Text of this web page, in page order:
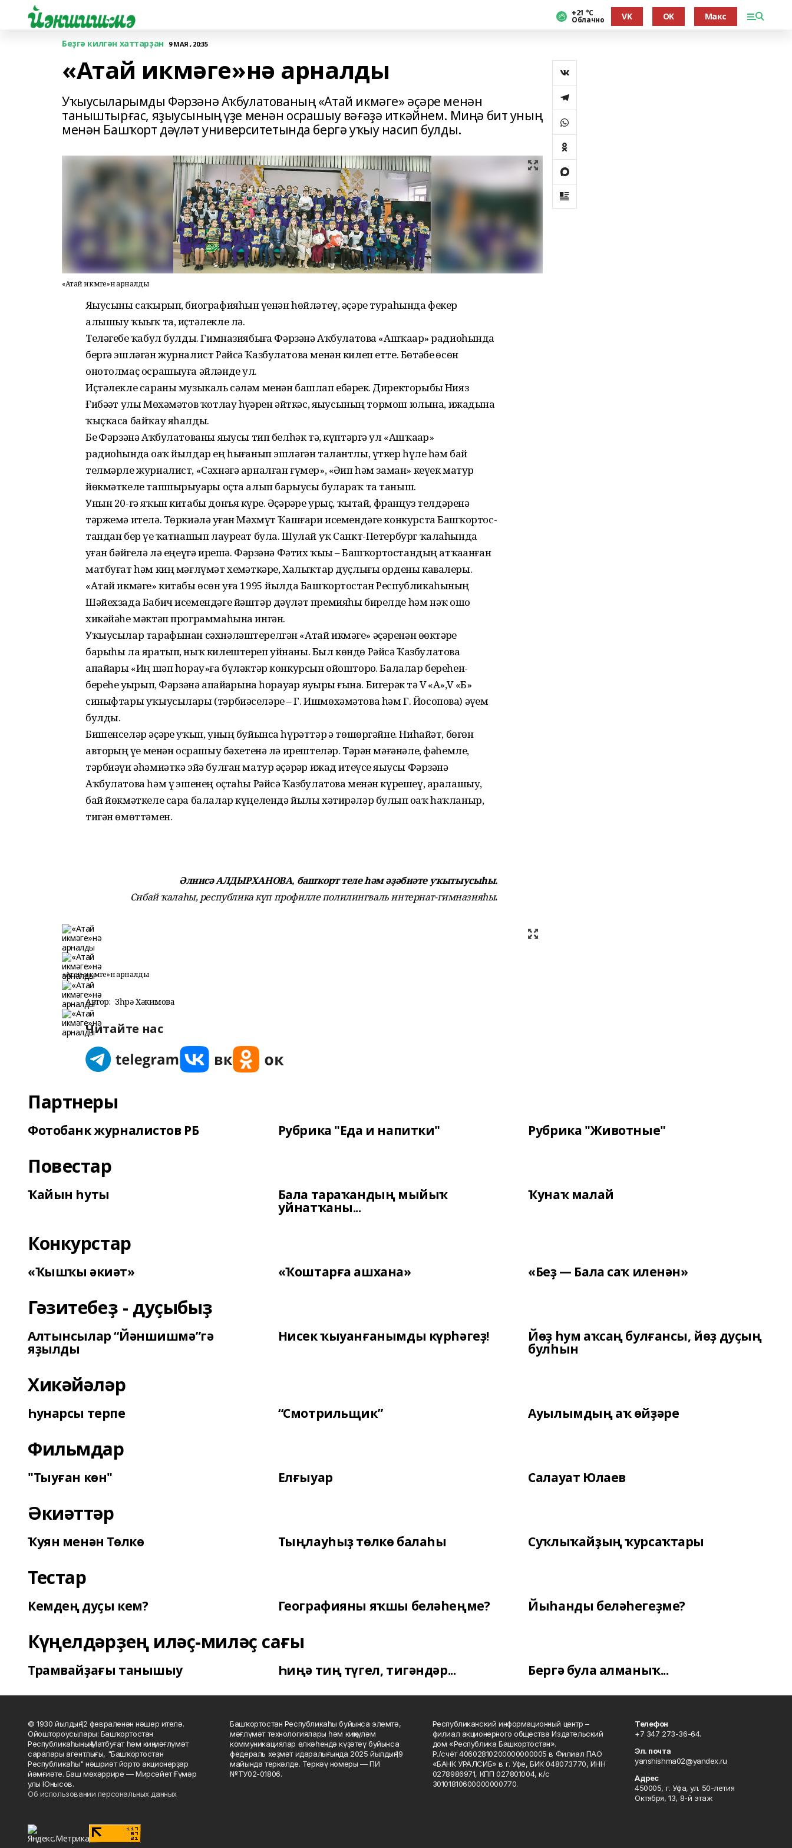
+21 °С
Облачно VK OK Макс
Беҙгә килгән хаттарҙан 9 МАЯ , 20:35
«Атай икмәге»нә арналды
Уҡыусыларымды Фәрзәнә Аҡбулатованың «Атай икмәге» әҫәре менән
таныштырғас, яҙыусының үҙе менән осрашыу вәғәҙә иткәйнем. Миңә бит уның
менән Башҡорт дәүләт университетында бергә уҡыу насип булды.
«Атай икмәге»нә арналды
Яҙыусыны саҡырып, биографияһын үҙенән һөйләтеү, әҫәре тураһында фекер
алышыу ҡыҙыҡ та, иҫтәлекле лә.
Теләгебеҙ ҡабул булды. Гимназиябыҙға Фәрзәнә Аҡбулатова «Ашҡаҙар» радиоһында
бергә эшләгән журналист Рәйсә Ҡазбулатова менән килеп етте. Бөтәбеҙ өсөн
онотолмаҫ осрашыуға әйләнде ул.
Иҫтәлекле сараны музыкаль сәләм менән башлап ебәрҙек. Директорыбыҙ Нияз
Ғибәҙәт улы Мөхәмәтов ҡотлау һүҙҙәрен әйткәс, яҙыу­сының тормош юлына, ижадына
ҡыҫҡаса байҡау яһалды.
Беҙ Фәрзәнә Аҡбулатованы яҙыу­сы тип белһәк тә, күптәргә ул «Ашҡаҙар»
радиоһында оҙаҡ йылдар ең һыҙғанып эшләгән талантлы, үткер һүҙле һәм бай
телмәрле журналист, «Сәхнәгә арналған ғүмер», «Әҙип һәм заман» кеүек матур
йөкмәткеле тапшырыуҙарҙы оҫта алып барыусы булараҡ та таныш.
Унын 20-гә яҡын китабы донъя күрҙе. Әҫәрҙәре урыҫ, ҡытай, француз телдәренә
тәржемә ителә. Төркиәлә уҙған Мәхмүт Ҡашғари исемендәге конкурста Башҡортос­
тандан бер үҙе ҡатнашып лауреат була. Шулай уҡ Санкт-Петербург ҡалаһында
уҙған бәйгелә лә еңеүгә ирешә. Фәрзәнә Фәтих ҡыҙы – Баш­ҡортостандың атҡаҙанған
матбуғат һәм киң мәғлүмәт хеҙмәткәре, Халыҡтар дуҫлығы ордены кавалеры.
«Атай икмәге» китабы өсөн уға 1995 йылда Башҡортостан Республикаһының
Шәйехзада Бабич исемендәге йәштәр дәүләт премияһы бирелде һәм нәҡ ошо
хикәйәһе мәктәп программаһына ингән.
Уҡыусылар тарафынан сәхнәләштерелгән «Атай икмәге» әҫәренән өҙөктәрҙе
барыһы ла яратып, ныҡ килештереп уйнаны. Был көндө Рәйсә Ҡазбулатова
апайҙары «Иң шәп һорау»ға бүләктәр конкурсын ойошторҙо. Балалар береһен-
береһе уҙҙырып, Фәрзәнә апайҙарына һорауҙар яуҙырҙы ғына. Бигерәк тә V «А»,V «Б»
синыфтары уҡыусылары (тәрбиәселәре – Г. Ишмөхәмәтова һәм Г. Йосопова) әүҙем
булды.
Бишенселәр әҫәрҙе уҡып, уның буйынса һүрәттәр ҙә төшөргәйне. Ниһайәт, бөгөн
авторҙың үҙе менән осрашыу бәхетенә лә ирештеләр. Тәрән мәғәнәле, фәһемле,
тәрбиәүи әһәмиәткә эйә булған матур әҫәрҙәр ижад итеүсе яҙыусы Фәрзәнә
Аҡбулатова һәм үҙ эшенең оҫтаһы Рәйсә Ҡазбулатова менән күрешеү, аралашыу,
бай йөкмәткеле сара балалар күңелендә йылы хәтирәләр булып оҙаҡ һаҡланыр,
тигән өмөттәмен.
Әлнисә АЛДЫРХАНОВА, башҡорт теле һәм әҙәбиәте уҡытыусыһы.
Сибай ҡалаһы, республика күп профилле полилингваль интернат-гимназияһы.
«Атай икмәге»нә арналды
Автор: Зөһрә Хәкимова
Читайте нас
Партнеры
Фотобанк журналистов РБ Рубрика "Еда и напитки" Рубрика "Животные"
Повестар
Ҡайын һуты Бала тараҡандың мыйыҡ
уйнатҡаны...
Ҡунаҡ малай
Конкурстар
«Ҡышҡы әкиәт» «Ҡоштарға ашхана» «Беҙ — Бала саҡ иленән»
Гәзитебеҙ - дуҫыбыҙ
Алтынсылар “Йәншишмә”гә
яҙылды
Нисек ҡыуанғанымды күрһәгеҙ! Йөҙ һум аҡсаң булғансы, йөҙ дуҫың
булһын
Хикәйәләр
Һунарсы терпе “Смотрильщик” Ауылымдың аҡ өйҙәре
Фильмдар
"Тыуған көн" Елғыуар Салауат Юлаев
Әкиәттәр
Ҡуян менән Төлкө Тыңлауһыҙ төлкө балаһы Суҡлыҡайҙың ҡурсаҡтары
Тестар
Кемдең дуҫы кем? Географияны яҡшы беләһеңме? Йыһанды беләһегеҙме?
Күңелдәрҙең иләҫ-миләҫ сағы
Трамвайҙағы танышыу Һиңә тиң түгел, тигәндәр... Бергә була алманыҡ...
© 1930 йылдың 12 февраленән нәшер ителә.
Ойоштороусылары: Башҡортостан
Республикаһының Матбуғат һәм киң мәғлүмәт
саралары агентлығы, "Башҡортостан
Республикаһы" нәшриәт йорто акционерҙар
йәмғиәте. Баш мөхәррире — Мирсәйет Ғүмәр
улы Юнысов.
Об использовании персональных данных
Башҡортостан Республикаһы буйынса элемтә,
мәғлүмәт технологиялары һәм киңкүләм
коммуникациялар өлкәһендә күҙәтеү буйынса
федераль хеҙмәт идаралығында 2025 йылдың 19
майында теркәлде. Теркәү номеры — ПИ
№ТУ02-01806.
Республиканский информационный центр –
филиал акционерного общества Издательский
дом «Республика Башкортостан».
Р./счёт 40602810200000000005 в Филиал ПАО
«БАНК УРАЛСИБ» в г. Уфе, БИК 048073770, ИНН
0278986971, КПП 027801004, к/с
30101810600000000770.
Телефон
+7 347 273-36-64.
Эл. почта
yanshishma02@yandex.ru
Адрес
450005, г. Уфа, ул. 50-летия
Октября, 13, 8-й этаж